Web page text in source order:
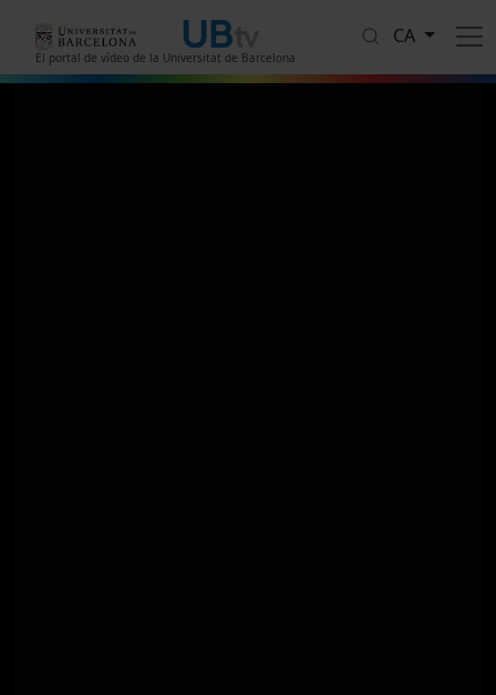
El portal de vídeo de la Universitat de Barcelona
CA